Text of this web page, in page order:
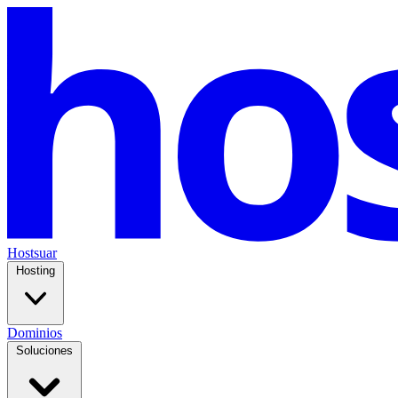
Hostsuar
Hosting
Dominios
Soluciones